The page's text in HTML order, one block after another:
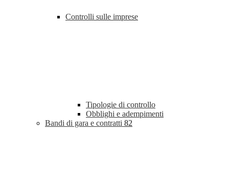
Controlli sulle imprese
Tipologie di controllo
Obblighi e adempimenti
Bandi di gara e contratti 82